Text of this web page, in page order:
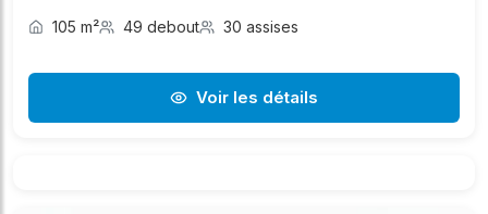
105 m² 49 debout 30 assises
Voir les détails